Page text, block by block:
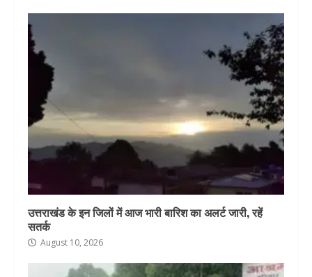
उत्तराखंड के इन जिलों में आज भारी बारिश का अलर्ट जारी, रहें
सतर्क
August 10, 2026